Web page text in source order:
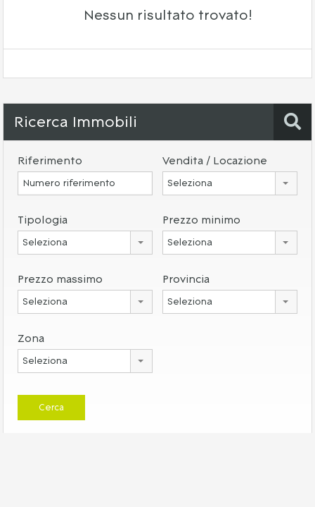
Nessun risultato trovato!
Ricerca Immobili
Riferimento Vendita / Locazione
Seleziona
Tipologia
Seleziona
Prezzo minimo
Seleziona
Prezzo massimo
Seleziona
Provincia
Seleziona
Zona
Seleziona